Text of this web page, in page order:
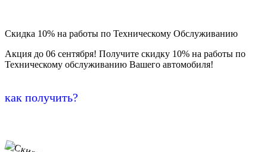
Скидка 10% на работы по Техническому Обслуживанию
Акция до 06 сентября! Получите скидку 10% на работы по
Техническому обслуживанию Вашего автомобиля!
как получить?